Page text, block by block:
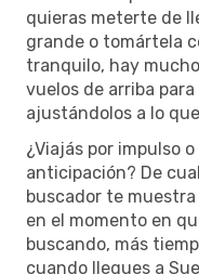
quieras meterte de
grande o tomártela
tranquilo, hay
vuelos de arriba
ajustándolos a lo
¿Viajás por impulso
anticipación? De
buscador te
en el momento en
buscando, más
cuando llegues a